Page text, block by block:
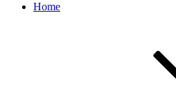
Home